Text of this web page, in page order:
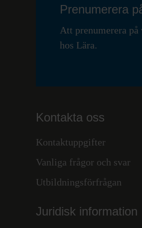
Prenumerera
Att prenumerera
hos Lära.
Kontakta oss
Kontaktuppgifter
Vanliga frågor och svar
Utbildningsförfrågan
Juridisk information